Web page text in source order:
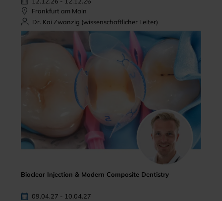
Frankfurt am Main
Dr. Kai Zwanzig (wissenschaftlicher Leiter)
Bioclear Injection & Modern Composite Dentistry
09.04.27 - 10.04.27